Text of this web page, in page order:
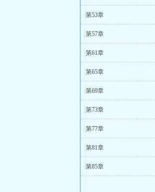
第53章
第57章
第61章
第65章
第69章
第73章
第77章
第81章
第85章